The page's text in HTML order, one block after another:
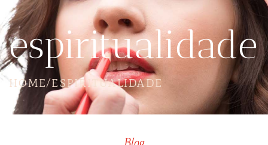
espiritualidade
HOME/ESPIRITUALIDADE